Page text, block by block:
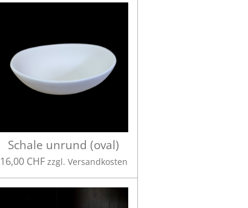
Schale unrund (oval)
16,00 CHF zzgl. Versandkosten